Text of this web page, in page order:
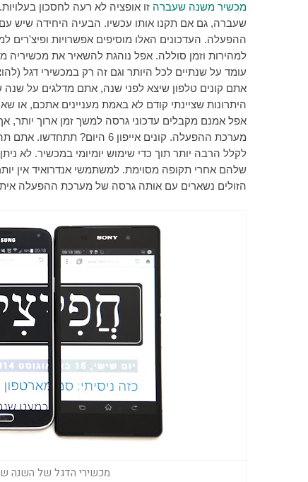
מכשיר משנה שעברה זו אופציה לא רעה לחסכון
שעברה, גם אם תקנו אותו עכשיו. הבעיה היחידה שיש
ההפעלה. העדכונים האלו מוסיפים אפשרויות
למהירות וזמן סוללה. אפל נוהגת להשאיר את מכשיריה
עומד על שנתיים לכל היותר וגם זה רק במכשירי דגל
אתם קונים טלפון שיצא לפני שנה, אתם מדלגים על שנה
היתרונות שציינתי קודם לא באמת מעניינים אתכם, או
אפל אמנם מקבלים עדכוני גרסה למשך זמן ארוך יותר,
מערכת ההפעלה. קונים אייפון
לקלל הרבה יותר תוך כדי שימוש יומיומי במכשיר. לא
שלהם אחרי תקופה מסוימת. למשתמשי אנדרואיד אין
הזולים נשארים עם אותה גרסה של מערכת ההפעלה
מכשירי הדגל של השנה